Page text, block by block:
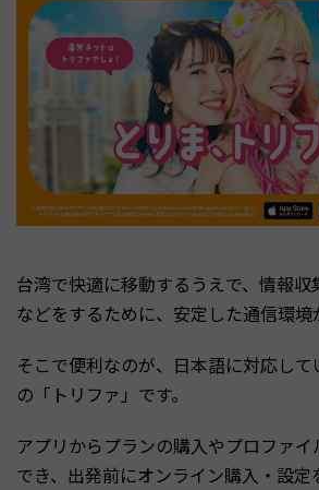
台湾で快適に移動するうえで、情報
などをするために、安定した通信環境
そこで便利なのが、日本語に対応し
の「トリファ」です。
アプリからプランの購入やプロファ
でき、出発前にオンライン購入・設定